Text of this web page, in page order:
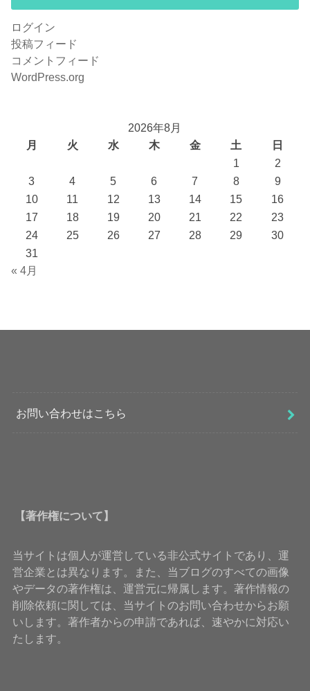
ログイン
投稿フィード
コメントフィード
WordPress.org
2026年8月
月
火 水 木 金 土
日
1
2
3
4 5 6 7 8
9
10
11 12 13 14 15
16
17
18 19 20 21 22
23
24
25 26 27 28 29
30
31
« 4月
お問い合わせはこちら
【著作権について】
当サイトは個人が運営している非公式サイトであり、運
営企業とは異なります。また、当ブログのすべての画像
やデータの著作権は、運営元に帰属します。著作情報の
削除依頼に関しては、当サイトのお問い合わせからお願
いします。著作者からの申請であれば、速やかに対応い
たします。